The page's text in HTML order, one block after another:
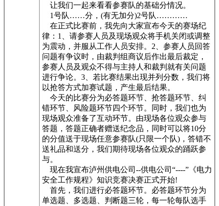
让我们一起来看看参赛队的基础分情况。
1号队……分，(有无加分)2号队…………
在正式比赛前，我先向大家宣布今天的赛场纪
律：1、请参赛人员及现场观众将手机关闭或调整
为震动，并服从工作人员安排。2、参赛人员回答
问题有争议时，由裁判组商议后作出最后裁定，
参赛人员及观众不得与主持人和裁判就有关问题
进行争论。3、若比赛结果出现并列分数，我们将
以抢答方式加赛试题，产生最后结果。
今天的比赛分为必答题环节、抢答题环节、纠
错环节、风险题环节四个环节。同时，我们也为
现场观众准备了互动环节。由现场各位观众参与
答题，答题正确者赠送纪念品，同时可以将10分
的分值送于现场任意参赛队(只限一个队)，答错不
送礼品和送分，我们期待现场各位观众的踊跃参
与。
现在我宣布泸州供电公司--供电公司“----”《电力
安全工作规程》知识竞赛决赛正式开始!
首先，我们进行必答题环节。必答题环节分为
单选题、多选题、判断题三轮，每一轮每队选手